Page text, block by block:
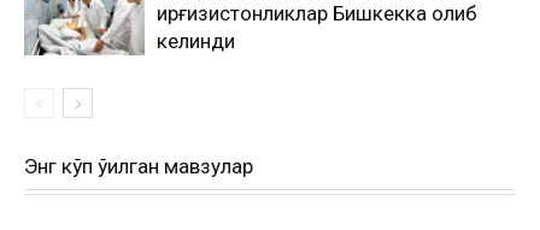
қирғизистонликлар Бишкекка олиб
келинди
Энг кўп ўқилган мавзулар